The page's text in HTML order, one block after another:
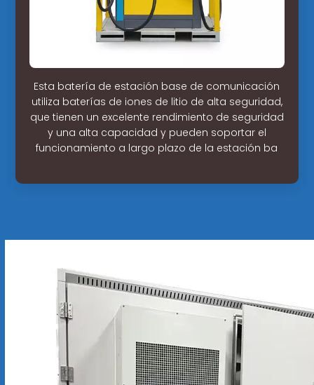
Esta batería de estación base de comunicación
utiliza baterías de iones de litio de alta seguridad,
que tienen un excelente rendimiento de seguridad
y una alta capacidad y pueden soportar el
funcionamiento a largo plazo de la estación ba